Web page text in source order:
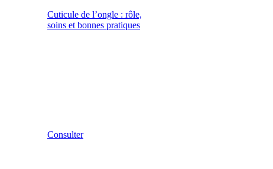
Cuticule de l’ongle : rôle,
soins et bonnes pratiques
Consulter